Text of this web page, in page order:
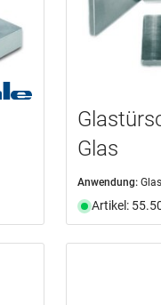
Glas
Anwendung:
Artikel: